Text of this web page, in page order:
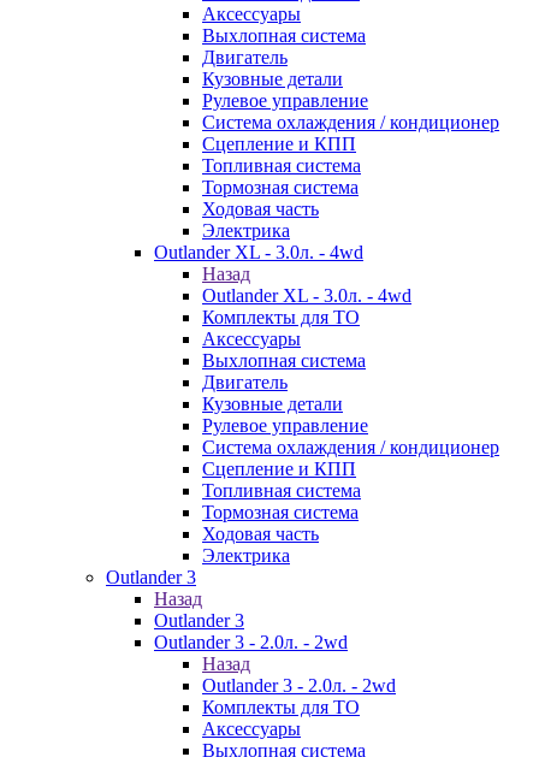
Аксессуары
Выхлопная система
Двигатель
Кузовные детали
Рулевое управление
Система охлаждения / кондиционер
Сцепление и КПП
Топливная система
Тормозная система
Ходовая часть
Электрика
Outlander XL - 3.0л. - 4wd
Назад
Outlander XL - 3.0л. - 4wd
Комплекты для ТО
Аксессуары
Выхлопная система
Двигатель
Кузовные детали
Рулевое управление
Система охлаждения / кондиционер
Сцепление и КПП
Топливная система
Тормозная система
Ходовая часть
Электрика
Outlander 3
Назад
Outlander 3
Outlander 3 - 2.0л. - 2wd
Назад
Outlander 3 - 2.0л. - 2wd
Комплекты для ТО
Аксессуары
Выхлопная система